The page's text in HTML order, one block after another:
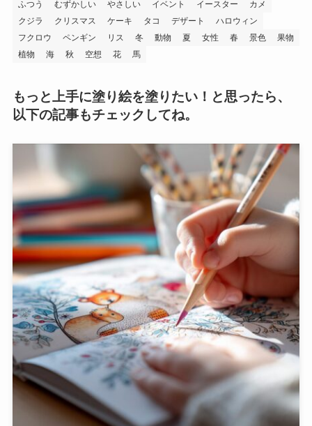
ふつう
むずかしい やさしい イベント イースター
カメ
クジラ
クリスマス ケーキ タコ デザート
ハロウィン
フクロウ
ペンギン リス 冬 動物 夏 女性 春 景色
果物
植物
海 秋 空想 花 馬
もっと上手に塗り絵を塗りたい！と思ったら、
以下の記事もチェックしてね。